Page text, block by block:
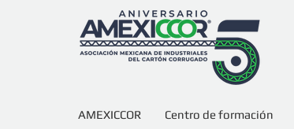
AMEXICCOR Centro de formación